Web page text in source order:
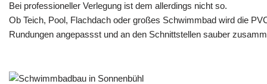
Bei professioneller Verlegung ist dem allerdings nicht so.
Ob Teich, Pool, Flachdach oder großes Schwimmbad wird die
Rundungen angepassst und an den Schnittstellen sauber